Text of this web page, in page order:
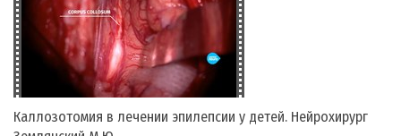
Каллозотомия в лечении эпилепсии у детей. Нейрохирург